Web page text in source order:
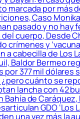
marcada por más
Caso
pasado y no hay
cuerpo, Desde
crímenes y
a cabecilla de Los
Baldor Bermeo
por 377 mil dólares
¿pero cuánto se
lancha con 42
Bahía de Caráquez,
GDO ‘Los
una vez más la